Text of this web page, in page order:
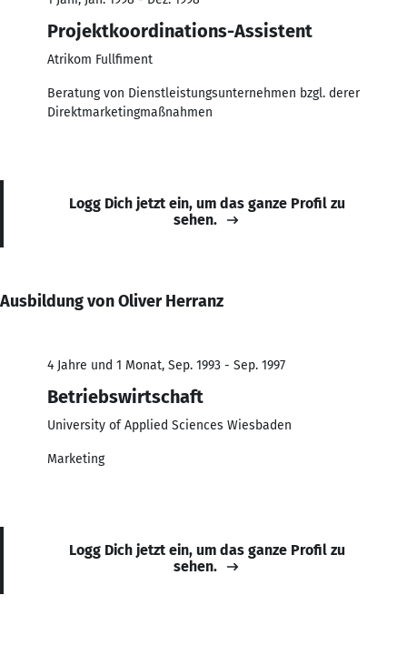
Projektkoordinations-Assistent
Atrikom Fullfiment
Beratung von Dienstleistungsunternehmen bzgl. derer
Direktmarketingmaßnahmen
Logg Dich jetzt ein, um das ganze Profil zu
sehen.
Ausbildung von Oliver Herranz
4 Jahre und 1 Monat, Sep. 1993 - Sep. 1997
Betriebswirtschaft
University of Applied Sciences Wiesbaden
Marketing
Logg Dich jetzt ein, um das ganze Profil zu
sehen.